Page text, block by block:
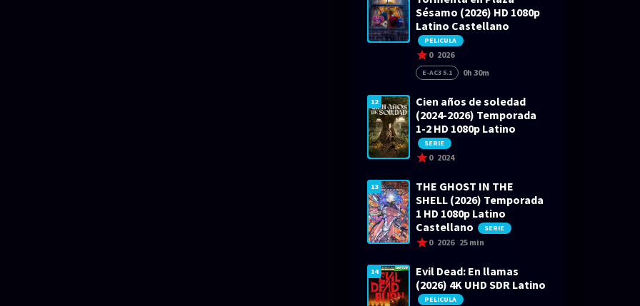
Sésamo (2026) HD 1080p
Latino Castellano
PELICULA
0 2026
E-AC3 5.1 0h 30m
12
Cien años de soledad
(2024-2026) Temporada
1-2 HD 1080p Latino
SERIE
0 2024
13
THE GHOST IN THE
SHELL (2026) Temporada
1 HD 1080p Latino
Castellano
SERIE
0 2026 25 min
14
Evil Dead: En llamas
(2026) 4K UHD SDR Latino
PELICULA